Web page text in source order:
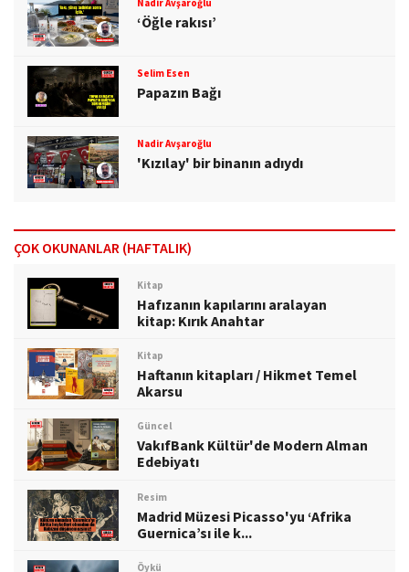
‘Öğle rakısı’
Selim Esen
Papazın Bağı
Nadir Avşaroğlu
'Kızılay' bir binanın adıydı
ÇOK OKUNANLAR (HAFTALIK)
Kitap
Hafızanın kapılarını aralayan
kitap: Kırık Anahtar
Kitap
Haftanın kitapları / Hikmet Temel
Akarsu
Güncel
VakıfBank Kültür'de Modern Alman
Edebiyatı
Resim
Madrid Müzesi Picasso'yu ‘Afrika
Guernica’sı ile k...
Öykü